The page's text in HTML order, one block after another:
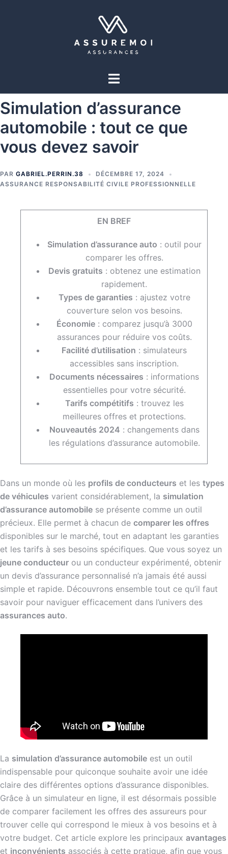
Simulation d’assurance
automobile : tout ce que
vous devez savoir
PAR GABRIEL.PERRIN.38
DÉCEMBRE 17, 2024
ASSURANCE RESPONSABILITÉ CIVILE PROFESSIONNELLE
EN BREF
Simulation d’assurance auto : outil pour
comparer les offres.
Devis gratuits : obtenez une estimation
rapidement.
Types de garanties : ajustez votre
couverture selon vos besoins.
Économie: comparez jusqu’à 3000
assurances pour réduire vos coûts.
Facilité d’utilisation : simulateurs
accessibles sans inscription.
Documents nécessaires : informations
essentielles pour votre sécurité.
Tarifs compétitifs : trouvez les
meilleures offres et protections.
Nouveautés 2024 : changements dans
les régulations d’assurance automobile.
Dans un monde où les profils de conducteurs et les types
de véhicules varient considérablement, la simulation
d’assurance automobile se présente comme un outil
précieux. Elle permet à chacun de comparer les offres
disponibles sur le marché, tout en adaptant les garanties
et les tarifs à ses besoins spécifiques. Que vous soyez un
jeune conducteur ou un conducteur expérimenté, obtenir
un devis d’assurance personnalisé n’a jamais été aussi
simple et rapide. Découvrons ensemble tout ce qu’il faut
savoir pour naviguer efficacement dans l’univers des
assurances auto.
La simulation d’assurance automobile est un outil
indispensable pour quiconque souhaite avoir une idée
claire des différentes options d’assurance disponibles.
Grâce à un simulateur en ligne, il est désormais possible
de comparer facilement les offres des assureurs pour
trouver celle qui correspond le mieux à vos besoins et à
votre budget. Cet article explore les principaux avantages
et inconvénients associés à cette pratique, afin que vous